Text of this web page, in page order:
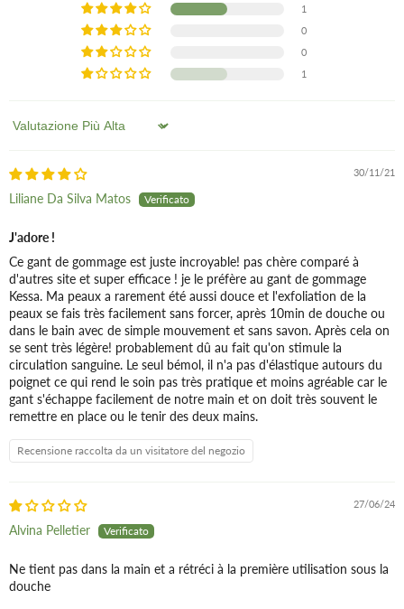
Sulla pelle secca:
Massaggio quotidiano dalla testa ai piedi.
1
0
0
1
Sort by
30/11/21
Liliane Da Silva Matos
J'adore !
Ce gant de gommage est juste incroyable! pas chère comparé à
d'autres site et super efficace ! je le préfère au gant de gommage
Kessa. Ma peaux a rarement été aussi douce et l'exfoliation de la
peaux se fais très facilement sans forcer, après 10min de douche ou
dans le bain avec de simple mouvement et sans savon. Après cela on
se sent très légère! probablement dû au fait qu'on stimule la
circulation sanguine. Le seul bémol, il n'a pas d'élastique autours du
poignet ce qui rend le soin pas très pratique et moins agréable car le
gant s'échappe facilement de notre main et on doit très souvent le
remettre en place ou le tenir des deux mains.
Recensione raccolta da un visitatore del negozio
27/06/24
Alvina Pelletier
Ne tient pas dans la main et a rétréci à la première utilisation sous la
douche